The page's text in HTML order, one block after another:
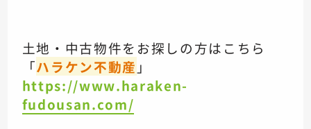
土地・中古物件をお探しの方はこちら
「ハラケン不動産 」
https://www.haraken-
fudousan.com/